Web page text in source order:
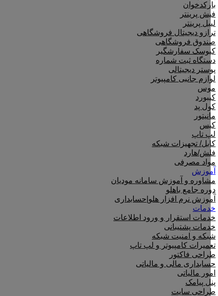
بارکدخوان
فیش پرینتر
لیبل پرینتر
ترازو دیجیتال فروشگاهی
صندوق فروشگاهی
کیوسک سفارشگیر
دستگاه ثبت شماره
پوستر دیجیتالی
لوازم جانبی کامپیوتر
موس
کیبورد
کول پد
مانیتور
کیس
لپ تاپ
کابل/ تجهیزات شبکه
فلش/هارد
مواد مصرفی
آموزش
مشاوره و آموزش سامانه مودیان
دوره جامع باهلو
آموزش نرم افزار هلو|حسابداری
خدمات
خدمات استقرار و ورود اطلاعات
خدمات پشتیبانی
شبکه و امنیت شبکه
تعمیرات کامپیوتر و لپ تاپ
طراحی فاکتور
حسابداری مالی و مالیاتی
امور مالیاتی
پنل پیامک
طراحی سایت